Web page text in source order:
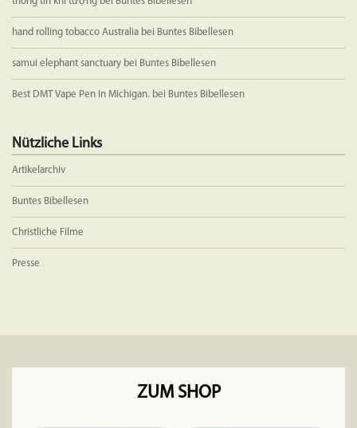
hand rolling tobacco Australia bei Buntes Bibellesen
samui elephant sanctuary bei Buntes Bibellesen
Best DMT Vape Pen In Michigan. bei Buntes Bibellesen
Nützliche Links
Artikelarchiv
Buntes Bibellesen
Christliche Filme
Presse
ZUM SHOP